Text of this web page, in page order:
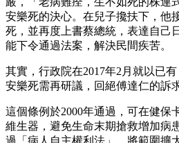
安樂死的決心。在兒子攙扶下，他
死，並再度上書蔡總統，表達自己
能下令通過法案，解決民間疾苦。
其實，行政院在2017年2月就以已
安樂死需再研議，回絕傅達仁的訴求
這個條例於2000年通過，可在健保
維生器，避免生命末期搶救增加病